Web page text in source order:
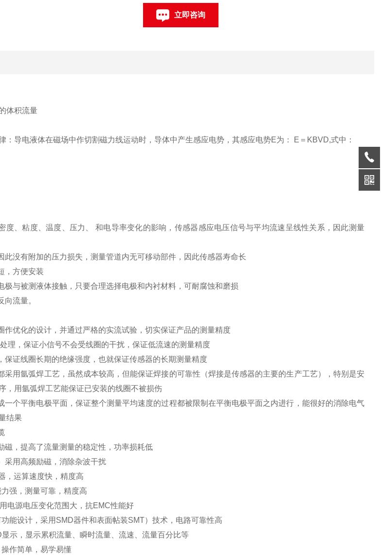
立即咨询
体积流量
：导电液体在磁场中作切割磁力线运动时，导体中产生感应电势，其感应电势E为： E＝KBVD,式中：
度、粘度、温度、压力、 和电导率变化的影响，传感器感应电压信号与平均流速呈线性关系，因此测量
此没有附加的压力损失，测量管道内无可移动部件，因此传感器寿命长
，方便安装
极与被测液体接触，只要合理选择电极和内衬材料，可耐腐蚀和磨损
流量。
作优化的设计，并通过严格的实流试验，切实保证产品的测量精度
理，保证小信号不会受线圈的干扰，保证低流速的测量精度
保证线圈长期的绝缘强度，也就保证传感器的长期测量精度
采用氩弧焊工艺，虽然成本较高，但能保证焊接的可靠性（焊接是传感器的主要的生产工艺），特别是安
，用氩弧焊工艺能保证已安装的线圈不被损伤
一个平衡电极平面，保证整个测量平均速度的过程都被限制在平衡电极平面之内进行，能很好的消除电气
结果
磁，提高了流量测量的稳定性，功率损耗低
采用高频励磁，消除杂波干扰
，运算速度快，精度高
强，测量可靠，精度高
电源电压变化范围大，抗EMC性能好
能设计，采用SMD器件和表面帖装SMT）技术，电路可靠性高
示，显示累积流量、瞬时流量、流速、流量百分比等
作简单，易学易懂